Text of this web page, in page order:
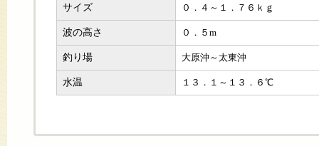
サイズ ０．４～１．７６ｋｇ
波の高さ ０．５m
釣り場 大原沖～太東沖
水温 １３．１～１３．６℃